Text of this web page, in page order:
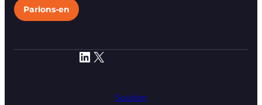
LinkedIn X
Soutien
Parlons-en